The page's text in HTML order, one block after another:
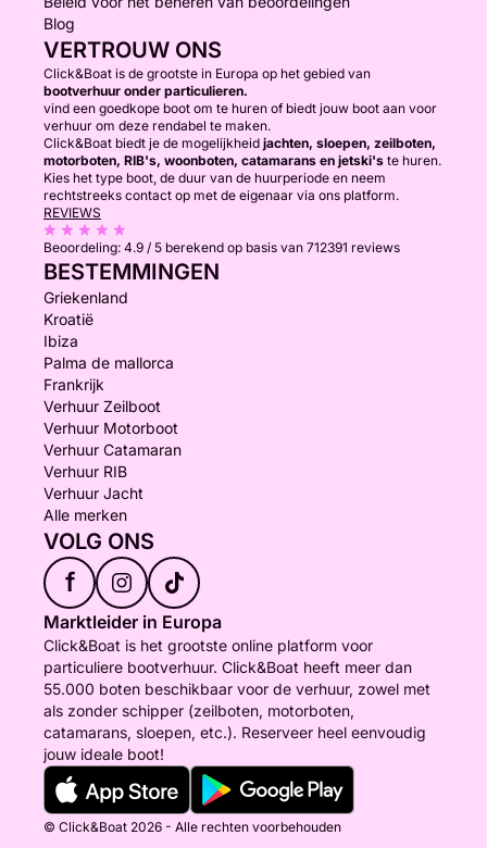
Blog
VERTROUW ONS
Click&Boat is de grootste in Europa op het gebied van
bootverhuur onder particulieren.
vind een goedkope boot om te huren of biedt jouw boot aan voor
verhuur om deze rendabel te maken.
Click&Boat biedt je de mogelijkheid jachten, sloepen, zeilboten,
motorboten, RIB's, woonboten, catamarans en jetski's te huren.
Kies het type boot, de duur van de huurperiode en neem
rechtstreeks contact op met de eigenaar via ons platform.
REVIEWS
Beoordeling: 4.9 / 5 berekend op basis van 712391 reviews
BESTEMMINGEN
Griekenland
Kroatië
Ibiza
Palma de mallorca
Frankrijk
Verhuur Zeilboot
Verhuur Motorboot
Verhuur Catamaran
Verhuur RIB
Verhuur Jacht
Alle merken
VOLG ONS
f
Marktleider in Europa
Click&Boat is het grootste online platform voor
particuliere bootverhuur. Click&Boat heeft meer dan
55.000 boten beschikbaar voor de verhuur, zowel met
als zonder schipper (zeilboten, motorboten,
catamarans, sloepen, etc.). Reserveer heel eenvoudig
jouw ideale boot!
© Click&Boat 2026 - Alle rechten voorbehouden